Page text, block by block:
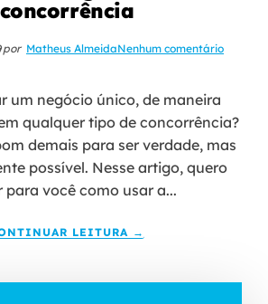
concorrência
por Matheus AlmeidaNenhum comentário
um negócio único, de maneira
qualquer tipo de concorrência?
demais para ser verdade, mas
possível. Nesse artigo, quero
para você como usar a...
LEITURA →